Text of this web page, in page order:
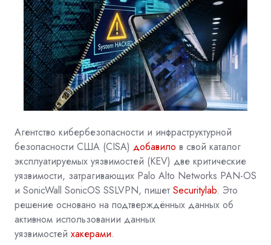
Агентство кибербезопасности и инфраструктурной
безопасности США (CISA) добавило в свой каталог
эксплуатируемых уязвимостей (KEV) две критические
уязвимости, затрагивающих Palo Alto Networks PAN-OS
и SonicWall SonicOS SSLVPN, пишет Securitylab. Это
решение основано на подтверждённых данных об
активном использовании данных
уязвимостей хакерами.